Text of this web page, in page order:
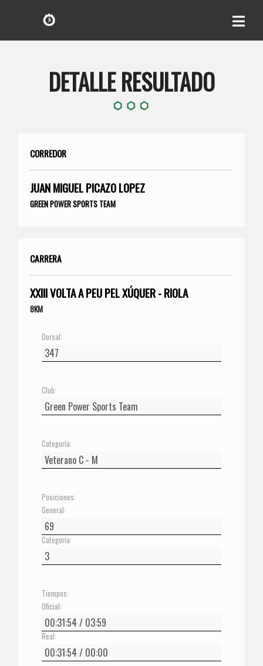
DETALLE RESULTADO
CORREDOR
JUAN MIGUEL PICAZO LOPEZ
GREEN POWER SPORTS TEAM
CARRERA
XXIII VOLTA A PEU PEL XÚQUER - RIOLA
8KM
Dorsal:
Club:
Categoría:
Posiciones:
General:
Categoría:
Tiempos:
Oficial:
Real: